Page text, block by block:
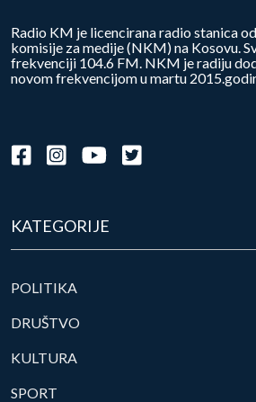
Radio KM je licencirana radio stanica
komisije za medije (NKM) na Kosovu.
frekvenciji 104.6 FM. NKM je radiju
novom frekvencijom u martu
KATEGORIJE
POLITIKA
DRUŠTVO
KULTURA
SPORT